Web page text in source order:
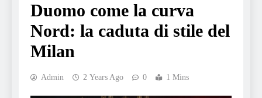
Duomo come la curva
Nord: la caduta di stile del
Milan
Admin 2 Years Ago 0 1 Mins